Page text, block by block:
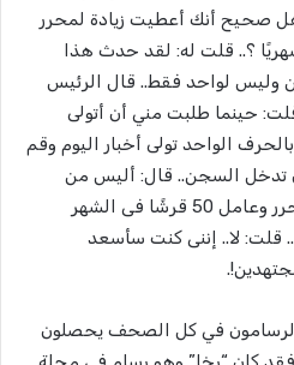
صحيح أنك أعطيت زيادة لمحرر
إلى 100 جنيه شهريًا ؟.. قلت له: لقد حدث هذا
وليس لواحد فقط.. قال الرئيس
حينما طلبت مني أن أتولى
الواحد تولى أخبار اليوم وقم
تدخل السجن.. قال: أليس من
الأفضل لو أنك أعطيت لكل محرر وعامل 50 قرشًا فى الشهر
قلت: لا.. إننى كنت سأسعد
الرسامون في كل الصحف يحصلون